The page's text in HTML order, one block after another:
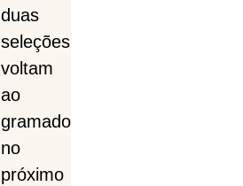
duas
seleções
voltam
ao
gramado
no
próximo